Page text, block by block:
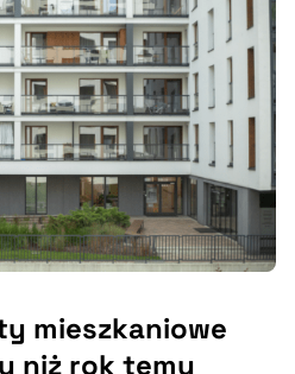
mieszkaniowe
niż rok temu